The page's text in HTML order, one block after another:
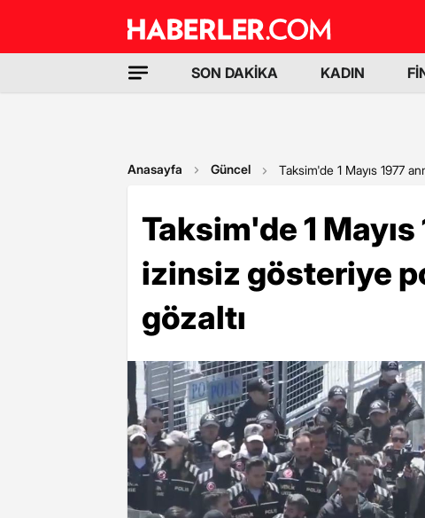
SON DAKİKA KADIN
Anasayfa Güncel Taksim'de 1 Mayıs 1977
Taksim'de 1
izinsiz gösteriye
gözaltı